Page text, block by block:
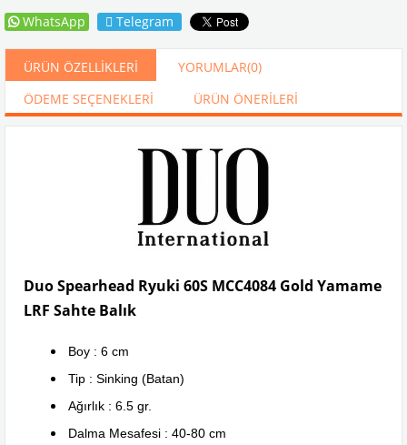
WhatsApp Telegram
ÜRÜN ÖZELLIKLERI YORUMLAR(0)
ÖDEME SEÇENEKLERI
ÜRÜN ÖNERILERI
Duo Spearhead Ryuki 60S MCC4084 Gold Yamame
LRF Sahte Balık
Boy : 6 cm
Tip : Sinking (Batan)
Ağırlık : 6.5 gr.
Dalma Mesafesi : 40-80 cm